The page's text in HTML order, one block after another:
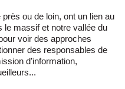
ou de loin, ont un lien au
le massif et notre vallée du
voir des approches
des responsables de
d’information,